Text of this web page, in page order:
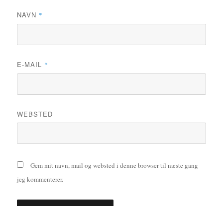
NAVN *
E-MAIL *
WEBSTED
Gem mit navn, mail og websted i denne browser til næste gang
jeg kommenterer.